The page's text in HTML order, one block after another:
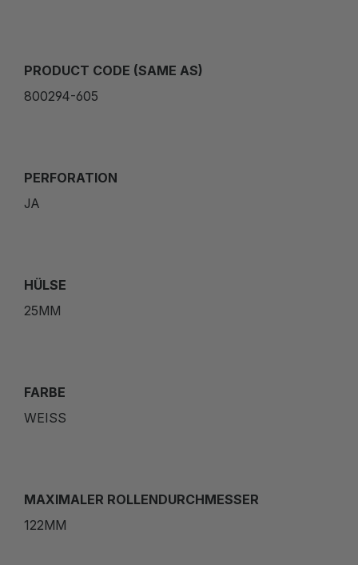
PRODUCT CODE (SAME AS)
800294-605
PERFORATION
JA
HÜLSE
25MM
FARBE
WEISS
MAXIMALER ROLLENDURCHMESSER
122MM